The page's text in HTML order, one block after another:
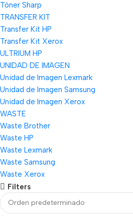
Tóner Sharp
TRANSFER KIT
Transfer Kit HP
Transfer Kit Xerox
ULTRIUM HP
UNIDAD DE IMAGEN
Unidad de Imagen Lexmark
Unidad de Imagen Samsung
Unidad de Imagen Xerox
WASTE
Waste Brother
Waste HP
Waste Lexmark
Waste Samsung
Waste Xerox
Filters